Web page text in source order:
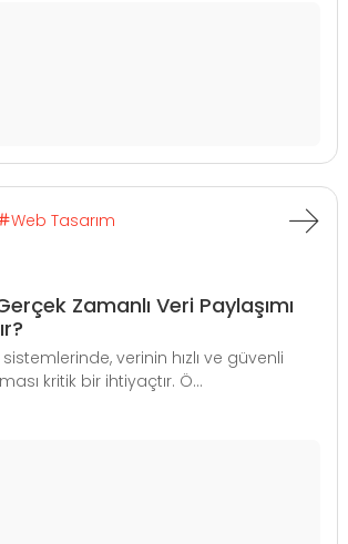
Web Tasarım
Zamanlı Veri Paylaşımı
verinin hızlı ve güvenli
kritik bir ihtiyaçtır. Ö...